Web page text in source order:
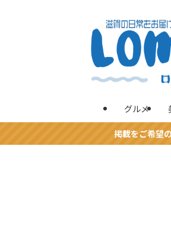
グルメ
掲載をご希望